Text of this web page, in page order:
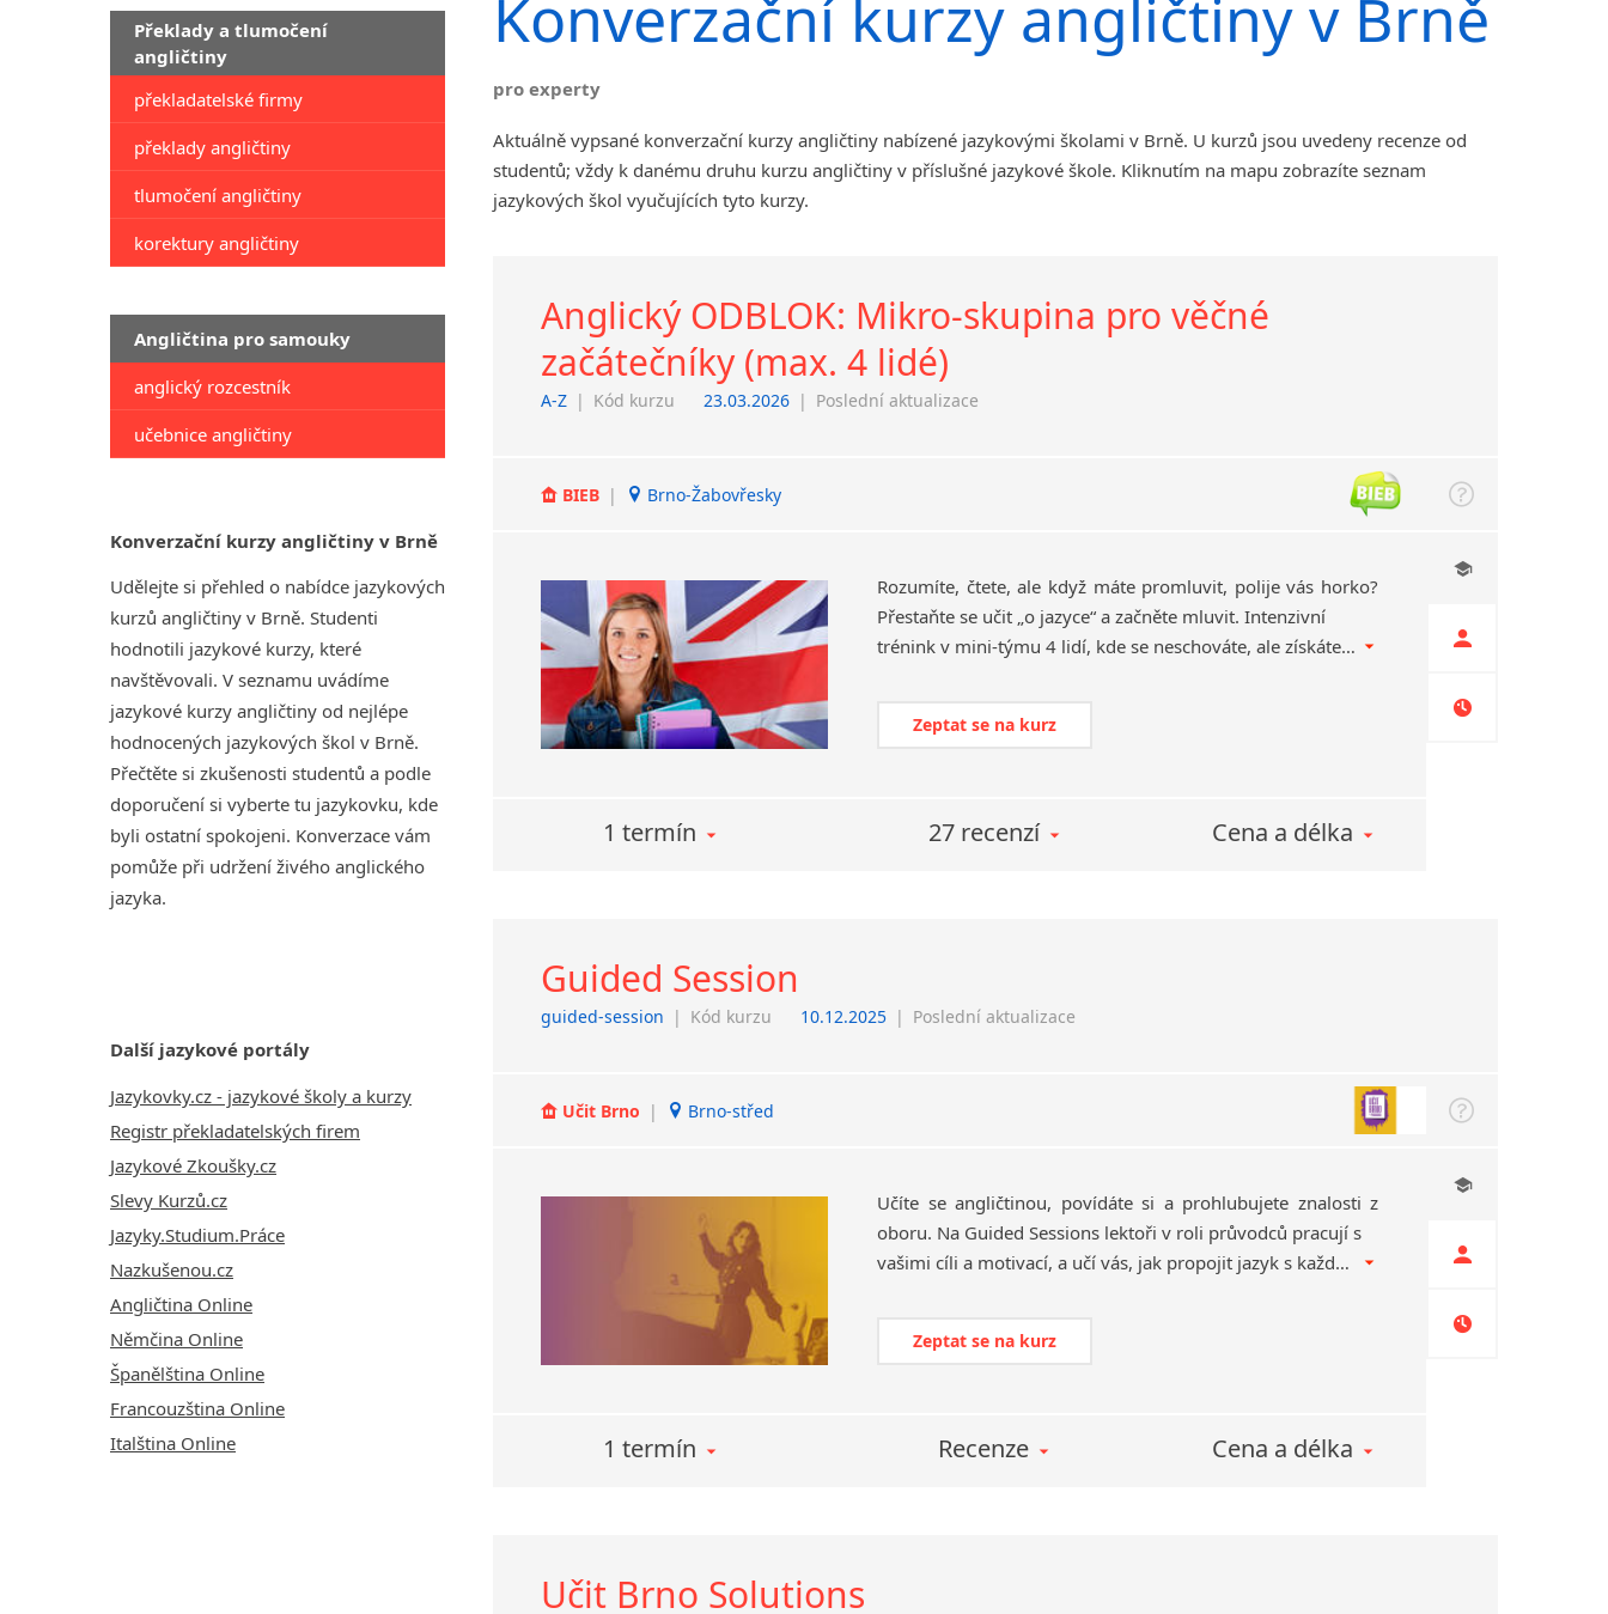
Překlady a tlumočení
angličtiny
překladatelské firmy
překlady angličtiny
tlumočení angličtiny
korektury angličtiny
Angličtina pro samouky
anglický rozcestník
učebnice angličtiny
Konverzační kurzy angličtiny v Brně
Udělejte si přehled o nabídce jazykových
kurzů angličtiny v Brně. Studenti
hodnotili jazykové kurzy, které
navštěvovali. V seznamu uvádíme
jazykové kurzy angličtiny od nejlépe
hodnocených jazykových škol v Brně.
Přečtěte si zkušenosti studentů a podle
doporučení si vyberte tu jazykovku, kde
byli ostatní spokojeni. Konverzace vám
pomůže při udržení živého anglického
jazyka.
Další jazykové portály
Jazykovky.cz - jazykové školy a kurzy
Registr překladatelských firem
Jazykové Zkoušky.cz
Slevy Kurzů.cz
Jazyky.Studium.Práce
Nazkušenou.cz
Angličtina Online
Němčina Online
Španělština Online
Francouzština Online
Italština Online
Jihlava
Chomutov
Děčín
Hodonín
Klatovy
Prostějov
Sedlčany
Tišnov
Vysoká nad Labem
angličtiny
Konverzační kurzy angličtiny v Brně
pro experty
Aktuálně vypsané konverzační kurzy angličtiny nabízené jazykovými školami v Brně. U kurzů jsou uvedeny recenze od
studentů; vždy k danému druhu kurzu angličtiny v příslušné jazykové škole. Kliknutím na mapu zobrazíte seznam
jazykových škol vyučujících tyto kurzy.
Anglický ODBLOK: Mikro-skupina pro věčné
začátečníky (max. 4 lidé)
A-Z | Kód kurzu 23.03.2026 | Poslední aktualizace
BIEB | Brno-Žabovřesky
Rozumíte, čtete, ale když máte promluvit, polije vás horko?
Přestaňte se učit „o jazyce“ a začněte mluvit. Intenzivní
trénink v mini-týmu 4 lidí, kde se neschováte, ale získáte absolutní jistotu.
Zeptat se na kurz
1 termín 27 recenzí Cena a délka
Guided Session
guided-session | Kód kurzu 10.12.2025 | Poslední aktualizace
Učit Brno | Brno-střed
Učíte se angličtinou, povídáte si a prohlubujete znalosti z
oboru. Na Guided Sessions lektoři v roli průvodců pracují s
vašimi cíli a motivací, a učí vás, jak propojit jazyk s každodenním životem.
Zeptat se na kurz
1 termín Recenze Cena a délka
Učit Brno Solutions